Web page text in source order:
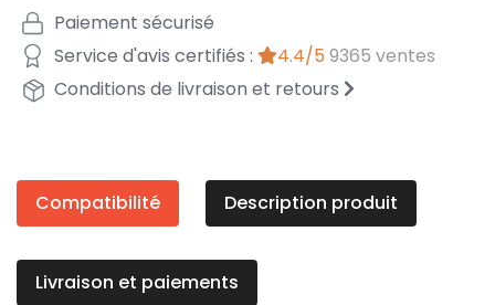
Paiement sécurisé
Service d'avis certifiés :
4.4/5 9365 ventes
Conditions de livraison et retours
Compatibilité Description produit
Livraison et paiements